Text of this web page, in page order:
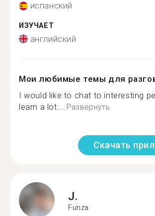
испанский
ИЗУЧАЕТ
английский
Мои любимые темы для
I would like to chat to interesting
learn a lot.... Развернуть
Скачать
J.
Funza